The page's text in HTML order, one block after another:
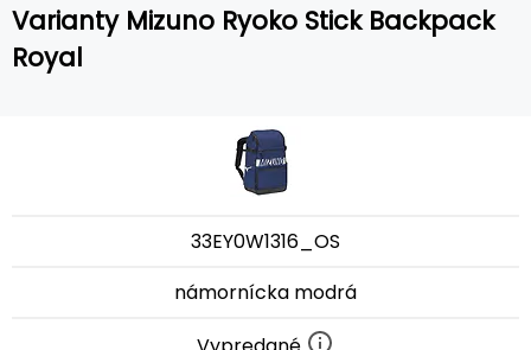
Varianty Mizuno Ryoko Stick Backpack
Royal
33EY0W1316_OS
námornícka modrá